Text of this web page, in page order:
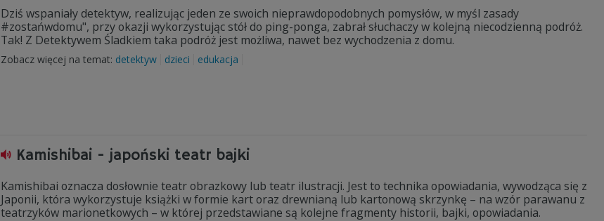
Dziś wspaniały detektyw, realizując jeden ze swoich nieprawdopodobnych pomysłów, w myśl zasady
#zostańwdomu", przy okazji wykorzystując stół do ping-ponga, zabrał słuchaczy w kolejną niecodzienną podróż.
Tak! Z Detektywem Śladkiem taka podróż jest możliwa, nawet bez wychodzenia z domu.
Zobacz więcej na temat: detektyw dzieci edukacja
Kamishibai - japoński teatr bajki
Kamishibai oznacza dosłownie teatr obrazkowy lub teatr ilustracji. Jest to technika opowiadania, wywodząca się z
Japonii, która wykorzystuje książki w formie kart oraz drewnianą lub kartonową skrzynkę – na wzór parawanu z
teatrzyków marionetkowych – w której przedstawiane są kolejne fragmenty historii, bajki, opowiadania.